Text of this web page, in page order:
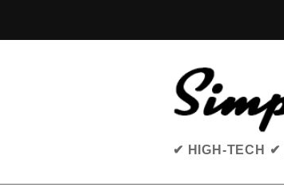
✔ HIGH-TECH ✔